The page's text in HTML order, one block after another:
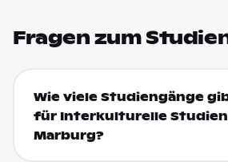
Fragen zum
Wie viele Studiengänge
für Interkulturelle
Marburg?